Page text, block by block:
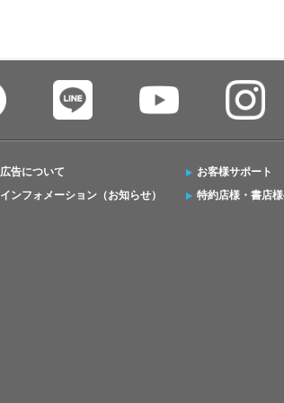
広告について
インフォメーション（お知らせ）
お客様サポート
特約店様・書店